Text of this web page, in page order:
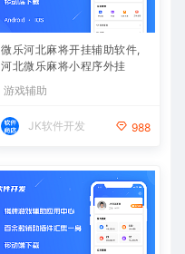
微乐河北麻将开挂辅助软件,
河北微乐麻将小程序外挂
游戏辅助
JK软件开发 988